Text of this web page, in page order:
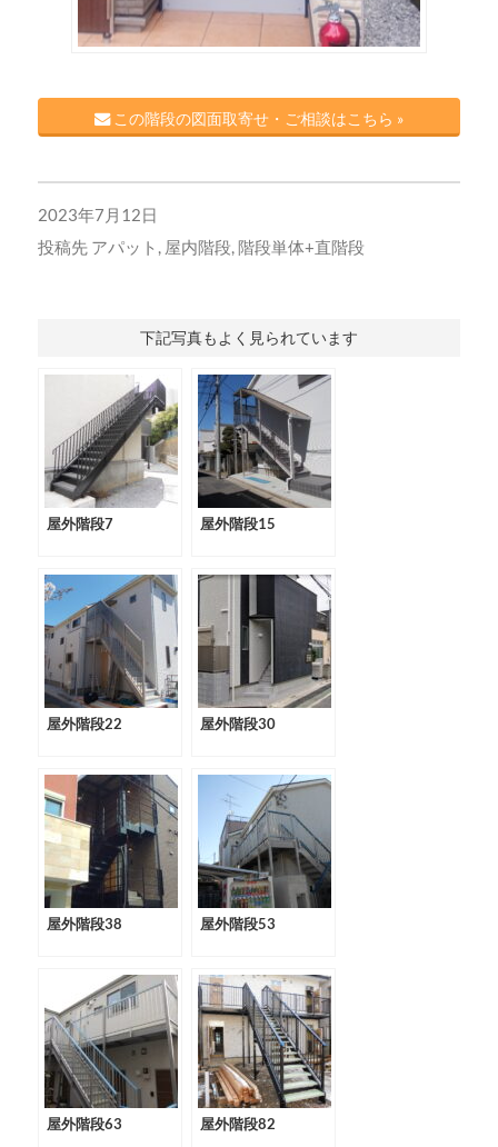
この階段の図面取寄せ・ご相談はこちら »
2023年7月12日
投稿先 アパット , 屋内階段, 階段単体+直階段
下記写真もよく見られています
屋外階段7 屋外階段15
屋外階段22 屋外階段30
屋外階段38 屋外階段53
屋外階段63 屋外階段82